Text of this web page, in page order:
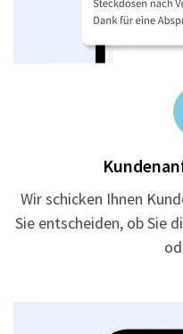
Wir schicken Ihnen
Sie entscheiden, ob Sie